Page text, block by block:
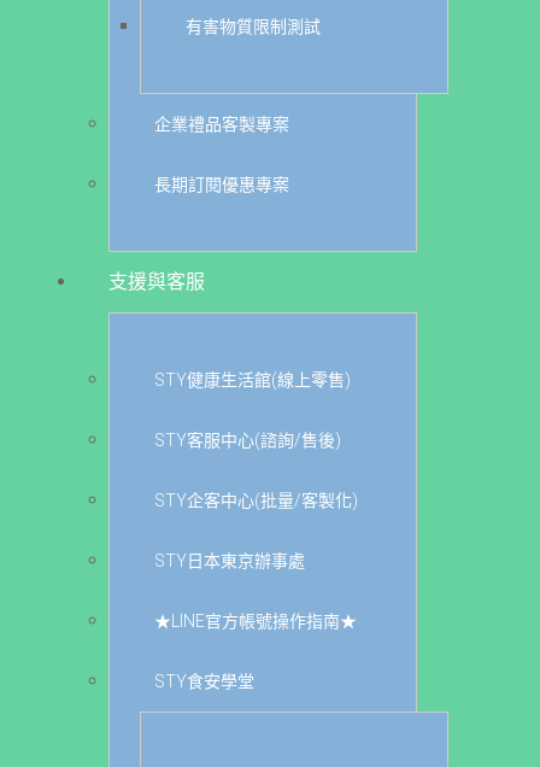
有害物質限制測試
企業禮品客製專案
長期訂閱優惠專案
支援與客服
STY健康生活館(線上零售)
STY客服中心(諮詢/售後)
STY企客中心(批量/客製化)
STY日本東京辦事處
★LINE官方帳號操作指南★
STY食安學堂